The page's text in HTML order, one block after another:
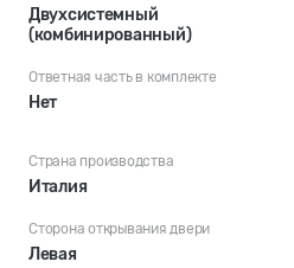
Двухсистемный
(комбинированный)
Ответная часть в комплекте
Нет
Страна производства
Италия
Сторона открывания двери
Левая